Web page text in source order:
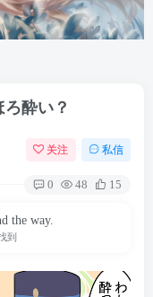
酔い？
关注 私信
0 48 15
the way.
到